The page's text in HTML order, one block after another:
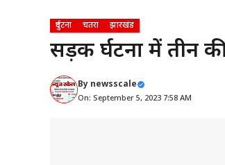
दुर्घटना चतरा झारखंड
सड़क दुर्घटना में तीन
By newsscale
On: September 5, 2023 7:58 AM